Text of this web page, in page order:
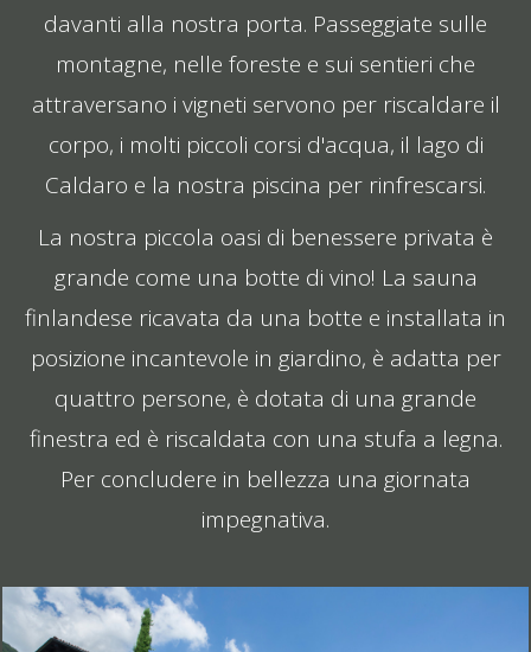
davanti alla nostra porta. Passeggiate sulle
montagne, nelle foreste e sui sentieri che
attraversano i vigneti servono per riscaldare il
corpo, i molti piccoli corsi d'acqua, il lago di
Caldaro e la nostra piscina per rinfrescarsi.
La nostra piccola oasi di benessere privata è
grande come una botte di vino! La sauna
finlandese ricavata da una botte e installata in
posizione incantevole in giardino, è adatta per
quattro persone, è dotata di una grande
finestra ed è riscaldata con una stufa a legna.
Per concludere in bellezza una giornata
impegnativa.